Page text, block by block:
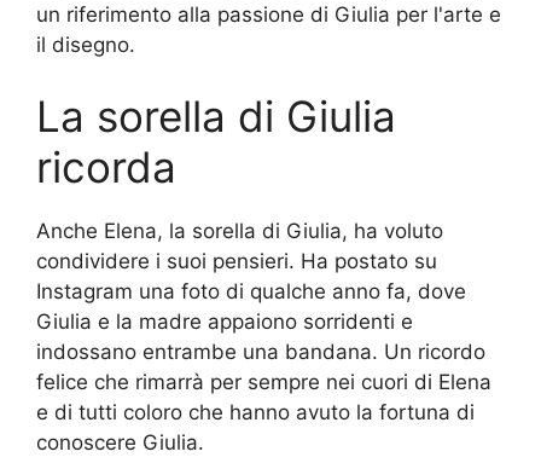
un riferimento alla passione di Giulia per l'arte e
il disegno.
La sorella di Giulia
ricorda
Anche Elena, la sorella di Giulia, ha voluto
condividere i suoi pensieri. Ha postato su
Instagram una foto di qualche anno fa, dove
Giulia e la madre appaiono sorridenti e
indossano entrambe una bandana. Un ricordo
felice che rimarrà per sempre nei cuori di Elena
e di tutti coloro che hanno avuto la fortuna di
conoscere Giulia.